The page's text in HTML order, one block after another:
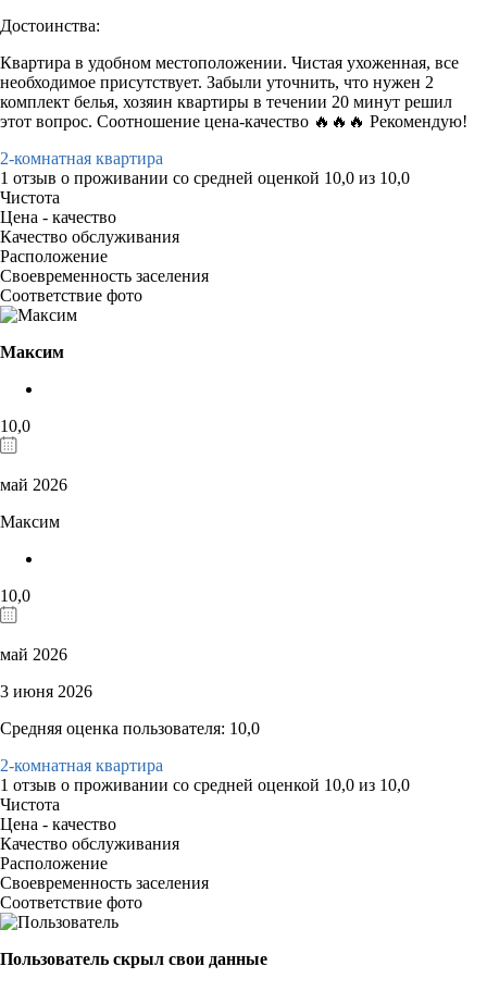
Достоинства:
Квартира в удобном местоположении. Чистая ухоженная, все
необходимое присутствует. Забыли уточнить, что нужен 2
комплект белья, хозяин квартиры в течении 20 минут решил
этот вопрос. Соотношение цена-качество 🔥🔥🔥 Рекомендую!
2-комнатная квартира
1 отзыв о проживании со средней оценкой 10,0 из 10,0
Чистота
Цена - качество
Качество обслуживания
Расположение
Своевременность заселения
Соответствие фото
Максим
10,0
май 2026
Максим
10,0
май 2026
3 июня 2026
Средняя оценка пользователя: 10,0
2-комнатная квартира
1 отзыв о проживании со средней оценкой 10,0 из 10,0
Чистота
Цена - качество
Качество обслуживания
Расположение
Своевременность заселения
Соответствие фото
Пользователь скрыл свои данные